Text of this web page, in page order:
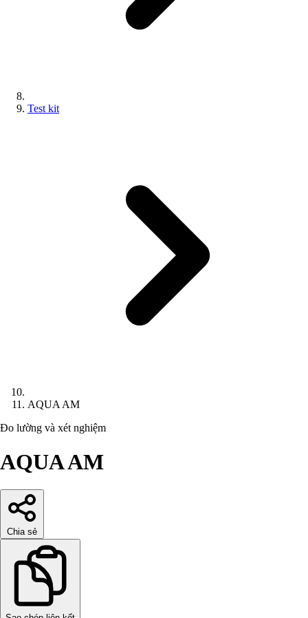
Test kit
AQUA AM
Đo lường và xét nghiệm
AQUA AM
Chia sẻ